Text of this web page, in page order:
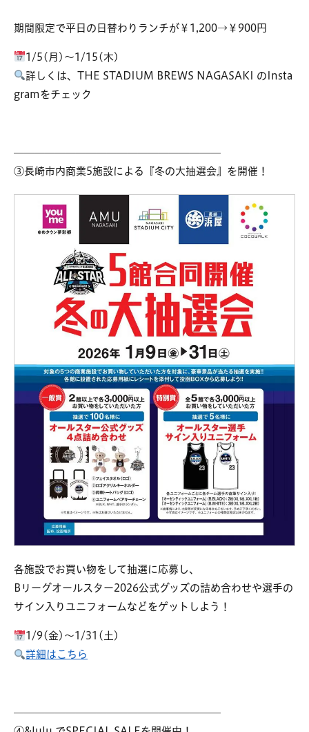
期間限定で平日の日替わりランチが￥1,200→￥900円
1/5(月)～1/15(木)
詳しくは、THE STADIUM BREWS NAGASAKI のInsta
gramをチェック
————————————————————
③長崎市内商業5施設による『冬の大抽選会』を開催！
各施設でお買い物をして抽選に応募し、
Bリーグオールスター2026公式グッズの詰め合わせや選手の
サイン入りユニフォームなどをゲットしよう！
1/9(金)～1/31(土)
詳細はこちら
————————————————————